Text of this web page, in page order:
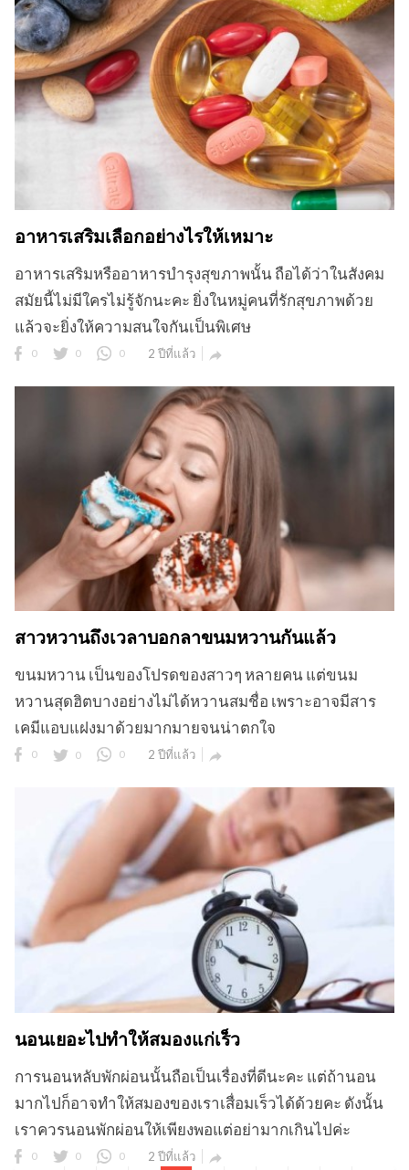
อาหารเสริมเลือกอย่างไรให้เหมาะ
อาหารเสริมหรืออาหารบำรุงสุขภาพนั้น ถือได้ว่าในสังคม
สมัยนี้ไม่มีใครไม่รู้จักนะคะ ยิ่งในหมู่คนที่รักสุขภาพด้วย
แล้วจะยิ่งให้ความสนใจกันเป็นพิเศษ
0 0 0 2 ปีที่แล้ว 
สาวหวานถึงเวลาบอกลาขนมหวานกันแล้ว
ขนมหวาน เป็นของโปรดของสาวๆ หลายคน แต่ขนม
หวานสุดฮิตบางอย่างไม่ได้หวานสมชื่อ เพราะอาจมีสาร
เคมีแอบแฝงมาด้วยมากมายจนน่าตกใจ
0 0 0 2 ปีที่แล้ว 
นอนเยอะไปทำให้สมองแก่เร็ว
การนอนหลับพักผ่อนนั้นถือเป็นเรื่องที่ดีนะคะ แต่ถ้านอน
มากไปก็อาจทำให้สมองของเราเสื่อมเร็วได้ด้วยคะ ดังนั้น
เราควรนอนพักผ่อนให้เพียงพอแต่อย่ามากเกินไปค่ะ
0 0 0 2 ปีที่แล้ว 